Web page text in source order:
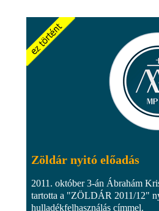
Zöldár nyitó előadás
2011. október 3-án Ábrahám
tartotta a "ZÖLDÁR 2011/12"
hulladékfelhasználás címmel.